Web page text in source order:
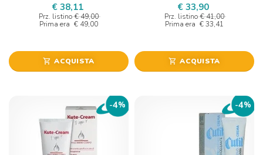
€ 38,11
Prz. listino € 49,00
Prima era € 49,00
shopping_cart ACQUISTA
€ 33,90
Prz. listino € 41,00
Prima era € 33,41
shopping_cart ACQUISTA
-4% -4%